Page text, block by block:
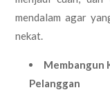
mendalam agar
nekat.
Membangun
Pelanggan